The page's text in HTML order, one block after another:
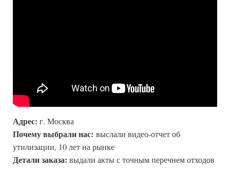
Адрес: г. Москва
Почему выбрали нас: выслали видео-отчет об
утилизации, 10 лет на рынке
Детали заказа: выдали акты с точным перечнем отходов